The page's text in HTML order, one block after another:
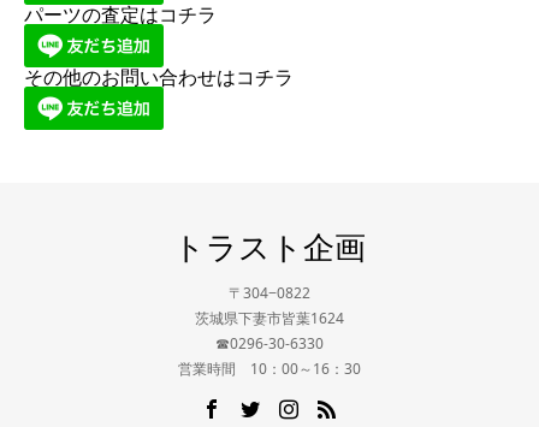
パーツの査定はコチラ
その他のお問い合わせはコチラ
トラスト企画
〒304−0822
茨城県下妻市皆葉1624
☎0296-30-6330
営業時間 10：00～16：30